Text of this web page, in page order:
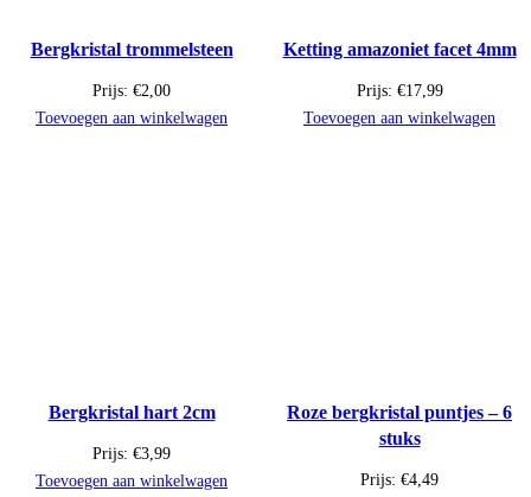
Bergkristal trommelsteen
Prijs: €2,00
Toevoegen aan winkelwagen
Ketting amazoniet facet 4mm
Prijs: €17,99
Toevoegen aan winkelwagen
Bergkristal hart 2cm
Prijs: €3,99
Toevoegen aan winkelwagen
Roze bergkristal puntjes – 6
stuks
Prijs: €4,49